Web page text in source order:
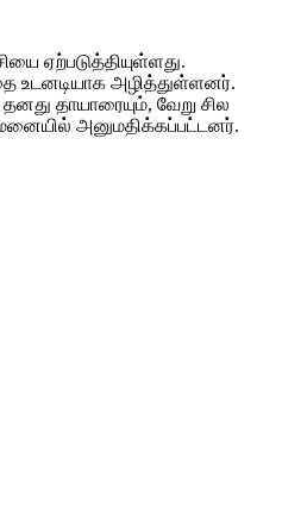
ஏற்படுத்தியுள்ளது.
உடனடியாக அழித்துள்ளனர்.
தாயாரையும், வேறு சில
அனுமதிக்கப்பட்டனர்.